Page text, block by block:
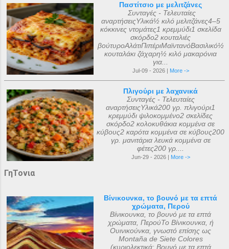
Παστίτσιο με μελιτζάνες
Συνταγές - Τελευταίες
αναρτήσειςΥλικά½ κιλό μελιτζάνες4–5
κόκκινες ντομάτες1 κρεμμύδι1 σκελίδα
σκόρδο2 κουταλιές
βούτυροΑλάτιΠιπέριΜαϊντανόΒασιλικό½
κουταλάκι ζάχαρη½ κιλό μακαρόνια
για...
Jul-09 - 2026 | More ->
Πλιγούρι με λαχανικά
Συνταγές - Τελευταίες
αναρτήσειςΥλικά200 γρ. πλιγούρι1
κρεμμύδι ψιλοκομμένο2 σκελίδες
σκόρδο2 κολοκυθάκια κομμένα σε
κύβους2 καρότα κομμένα σε κύβους200
γρ. μανιτάρια λευκά κομμένα σε
φέτες200 γρ....
Jun-29 - 2026 | More ->
ΓηΤονια
Βίνικουνκα, το βουνό με τα επτά
χρώματα, Περού
Βίνικουνκα, το βουνό με τα επτά
χρώματα, ΠερούΤο Βίνικουνκα, ή
Ουινικούνκα, γνωστό επίσης ως
Montaña de Siete Colores
(κυριολεκτικά: Βουνό με τα επτά